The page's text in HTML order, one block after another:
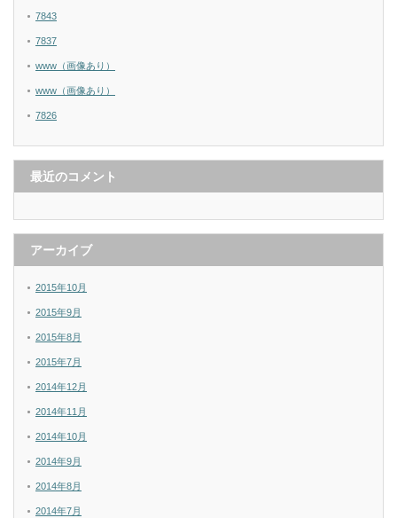
7843
7837
www（画像あり）
www（画像あり）
7826
最近のコメント
アーカイブ
2015年10月
2015年9月
2015年8月
2015年7月
2014年12月
2014年11月
2014年10月
2014年9月
2014年8月
2014年7月